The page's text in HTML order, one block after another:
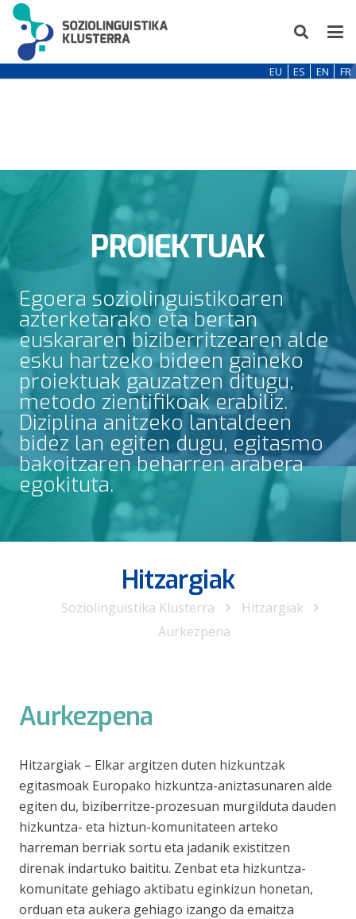
EU ES EN FR
PROIEKTUAK
Egoera soziolinguistikoaren
azterketarako eta bertan
euskararen biziberritzearen alde
esku hartzeko bideen gaineko
proiektuak gauzatzen ditugu,
metodo zientifikoak erabiliz.
Diziplina anitzeko lantaldeen
bidez lan egiten dugu, egitasmo
bakoitzaren beharren arabera
egokituta.
Hitzargiak
Soziolinguistika Klusterra
Hitzargiak
Aurkezpena
Aurkezpena
Hitzargiak – Elkar argitzen duten hizkuntzak
egitasmoak Europako hizkuntza-aniztasunaren alde
egiten du, biziberritze-prozesuan murgilduta dauden
hizkuntza- eta hiztun-komunitateen arteko
harreman berriak sortu eta jadanik existitzen
direnak indartuko baititu. Zenbat eta hizkuntza-
komunitate gehiago aktibatu eginkizun honetan,
orduan eta aukera gehiago izango da emaitza